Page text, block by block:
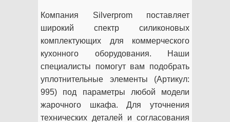
Компания Silverprom поставляет
широкий спектр силиконовых
комплектующих для коммерческого
кухонного оборудования. Наши
специалисты помогут вам подобрать
уплотнительные элементы (Артикул:
995) под параметры любой модели
жарочного шкафа. Для уточнения
технических деталей и согласования